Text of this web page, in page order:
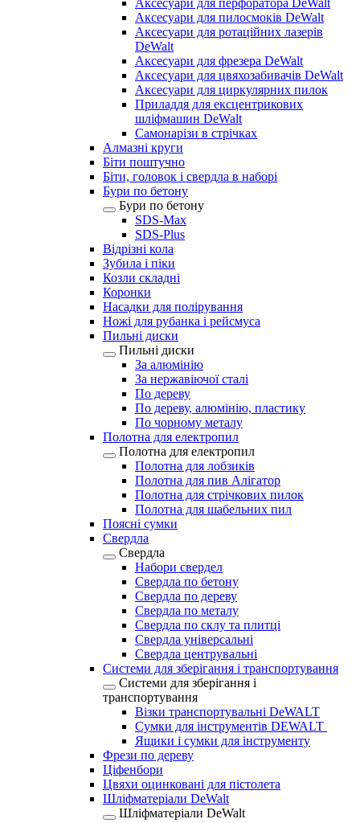
Аксесуари для перфоратора DeWalt
Аксесуари для пилосмоків DeWalt
Аксесуари для ротаційних лазерів
DeWalt
Аксесуари для фрезера DeWalt
Аксесуари для цвяхозабивачів DeWalt
Аксесуари для циркулярних пилок
Приладдя для ексцентрикових
шліфмашин DeWalt
Самонарізи в стрічках
Алмазні круги
Біти поштучно
Біти, головок і свердла в наборі
Бури по бетону
Бури по бетону
SDS-Max
SDS-Plus
Відрізні кола
Зубила і піки
Козли складні
Коронки
Насадки для полірування
Ножі для рубанка і рейсмуса
Пильні диски
Пильні диски
За алюмінію
За нержавіючої сталі
По дереву
По дереву, алюмінію, пластику
По чорному металу
Полотна для електропил
Полотна для електропил
Полотна для лобзиків
Полотна для пив Алігатор
Полотна для стрічкових пилок
Полотна для шабельних пил
Поясні сумки
Свердла
Свердла
Набори свердел
Свердла по бетону
Свердла по дереву
Свердла по металу
Свердла по склу та плитці
Свердла універсальні
Свердла центрувальні
Системи для зберігання і транспортування
Системи для зберігання і
транспортування
Візки транспортувальні DeWALT
Сумки для інструментів DEWALT
Ящики і сумки для інструменту
Фрези по дереву
Ціфенбори
Цвяхи оцинковані для пістолета
Шліфматеріали DeWalt
Шліфматеріали DeWalt